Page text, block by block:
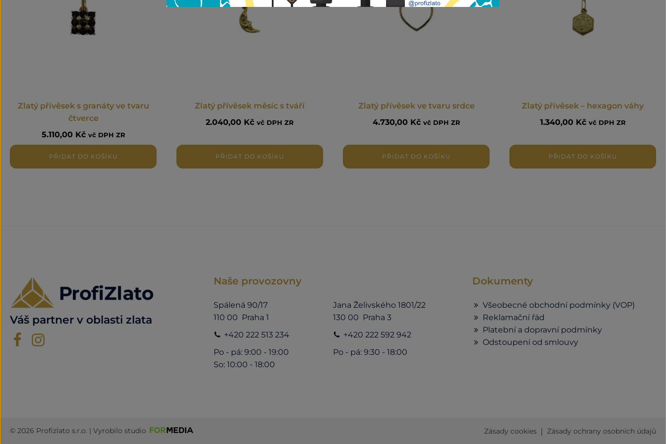
Zlatý přívěsek s granáty ve tvaru
čtverce
5.110,00 Kč vč DPH ZR
PŘIDAT DO KOŠÍKU
Zlatý přívěsek měsíc s tváří
2.040,00 Kč vč DPH ZR
PŘIDAT DO KOŠÍKU
Zlatý přívěsek ve tvaru srdce
4.730,00 Kč vč DPH ZR
PŘIDAT DO KOŠÍKU
Zlatý přívěsek – hexagon váhy
1.340,00 Kč vč DPH ZR
PŘIDAT DO KOŠÍKU
Váš partner v oblasti zlata
Naše provozovny
Spálená 90/17
110 00 Praha 1
+420 222 513 234
Po - pá: 9:00 - 19:00
So: 10:00 - 18:00
Jana Želivského 1801/22
130 00 Praha 3
+420 222 592 942
Po - pá: 9:30 - 18:00
Dokumenty
Všeobecné obchodní podmínky (VOP)
Reklamační řád
Platební a dopravní podmínky
Odstoupení od smlouvy
© 2026 Profizlato s.r.o. | Vyrobilo studio Zásady cookies | Zásady ochrany osobních údajů